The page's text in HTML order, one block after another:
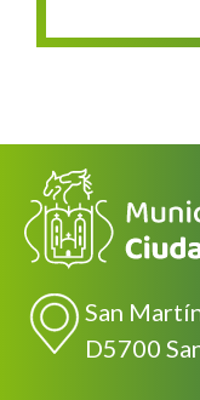
San
D5700